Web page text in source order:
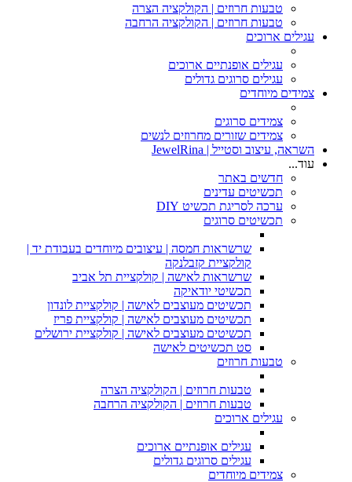
טבעות חרוזים | הקולקציה הצרה
טבעות חרוזים | הקולקציה הרחבה
עגילים ארוכים
עגילים אופנתיים ארוכים
עגילים סרוגים גדולים
צמידים מיוחדים
צמידים סרוגים
צמידים שזורים מחרוזים לנשים
השראה, עיצוב וסטייל | JewelRina
עוד...
חדשים באתר
תכשיטים עדינים
ערכה לסריגת תכשיט DIY
תכשיטים סרוגים
שרשראות חמסה | עיצובים מיוחדים בעבודת יד |
קולקציית קזבלנקה
שרשראות לאישה | קולקציית תל אביב
תכשיטי יודאיקה
תכשיטים מעוצבים לאישה | קולקציית לונדון
תכשיטים מעוצבים לאישה | קולקציית פריז
תכשיטים מעוצבים לאישה | קולקציית ירושלים
סט תכשיטים לאישה
טבעות חרוזים
טבעות חרוזים | הקולקציה הצרה
טבעות חרוזים | הקולקציה הרחבה
עגילים ארוכים
עגילים אופנתיים ארוכים
עגילים סרוגים גדולים
צמידים מיוחדים